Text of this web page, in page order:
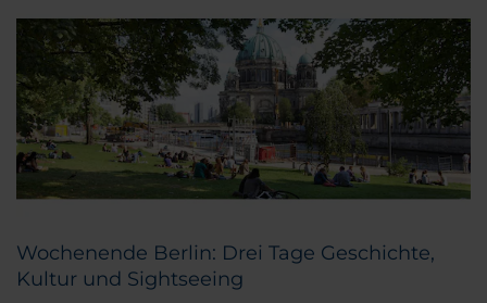
Wochenende Berlin: Drei Tage Geschichte,
Kultur und Sightseeing